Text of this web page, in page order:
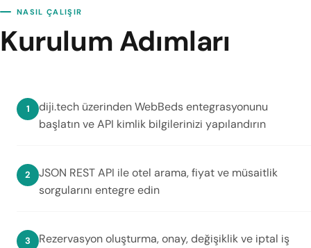
NASIL ÇALIŞIR
Kurulum Adımları
diji.tech üzerinden WebBeds entegrasyonunu
başlatın ve API kimlik bilgilerinizi yapılandırın
JSON REST API ile otel arama, fiyat ve müsaitlik
sorgularını entegre edin
Rezervasyon oluşturma, onay, değişiklik ve iptal iş